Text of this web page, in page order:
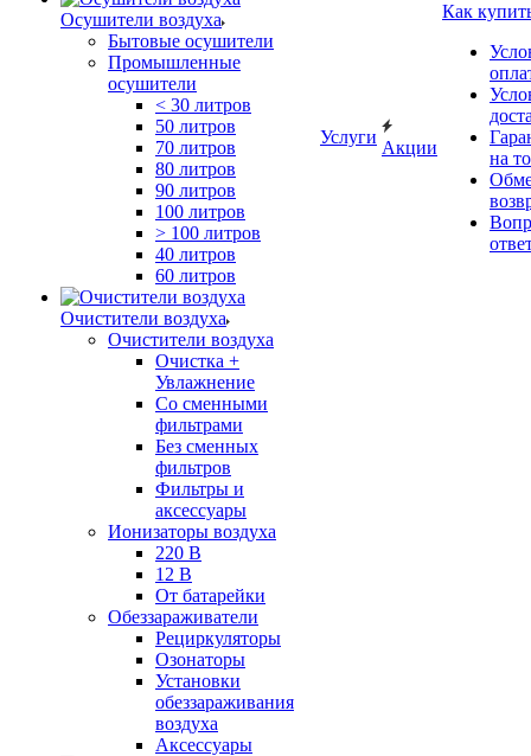
Осушители воздуха
Бытовые осушители
Промышленные
осушители
< 30 литров
50 литров
70 литров
80 литров
90 литров
100 литров
> 100 литров
40 литров
60 литров
Очистители воздуха
Очистители воздуха
Очистка +
Увлажнение
Cо сменными
фильтрами
Без сменных
фильтров
Фильтры и
аксессуары
Ионизаторы воздуха
220 В
12 В
От батарейки
Обеззараживатели
Рециркуляторы
Озонаторы
Установки
обеззараживания
воздуха
Аксессуары
Услуги
Акции
Как
на